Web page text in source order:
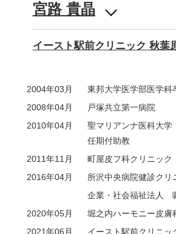
宮路 貴晶
イースト駅前クリニック 秋葉
2004年03月
東邦大学医学部医学科
2008年04月
戸塚共立第一病院
2010年04月
聖マリアンナ医科大
任期付助教
2011年11月
町屋皮フ科クリニッ
2016年04月
所沢中央病院健診クリ
企業・社会福祉法人
2020年05月
堀之内ハーモニー皮
2021年06月
イースト駅前クリニ